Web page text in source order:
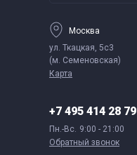
Москва
ул. Ткацкая, 5с3
(м. Семеновская)
Карта
+7 495 414 28 79
Пн.-Вс. 9:00 - 21:00
Обратный звонок